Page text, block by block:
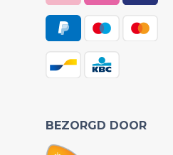
BEZORGD DOOR